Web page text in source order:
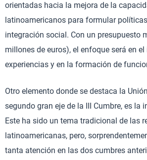
orientadas hacia la mejora de la
latinoamericanos para formular
integración social. Con un presupuesto
millones de euros), el enfoque será en
experiencias y en la formación de
Otro elemento donde se destaca la
segundo gran eje de la III Cumbre, es la
Este ha sido un tema tradicional de las
latinoamericanas, pero,
tanta atención en las dos cumbres